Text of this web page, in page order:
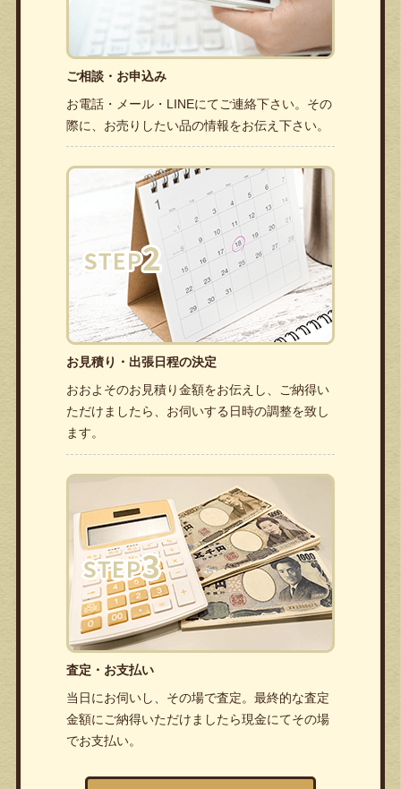
ご相談・お申込み
お電話・メール・LINEにてご連絡下さい。その
際に、お売りしたい品の情報をお伝え下さい。
お見積り・出張日程の決定
おおよそのお見積り金額をお伝えし、ご納得い
ただけましたら、お伺いする日時の調整を致し
ます。
査定・お支払い
当日にお伺いし、その場で査定。最終的な査定
金額にご納得いただけましたら現金にてその場
でお支払い。